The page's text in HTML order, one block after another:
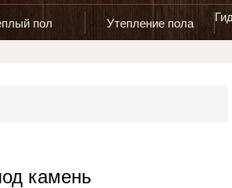
пол Утепление пола
камень